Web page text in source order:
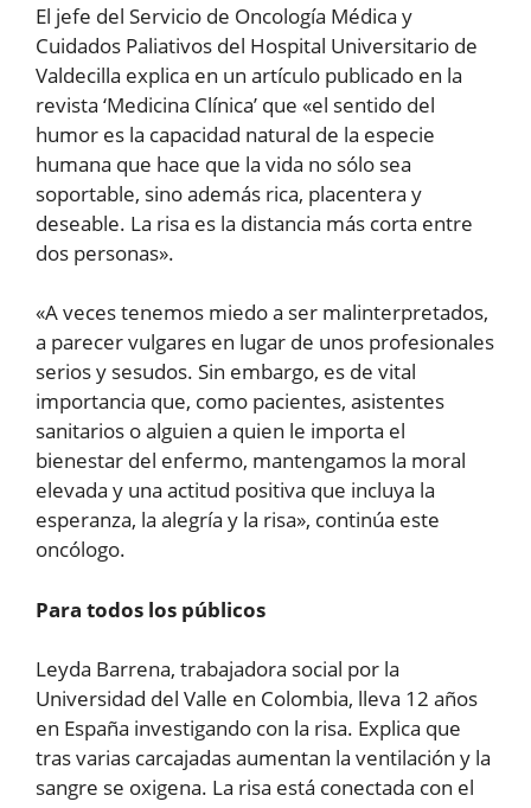
El jefe del Servicio de Oncología Médica y
Cuidados Paliativos del Hospital Universitario de
Valdecilla explica en un artículo publicado en la
revista ‘Medicina Clínica’ que «el sentido del
humor es la capacidad natural de la especie
humana que hace que la vida no sólo sea
soportable, sino además rica, placentera y
deseable. La risa es la distancia más corta entre
dos personas».
«A veces tenemos miedo a ser malinterpretados,
a parecer vulgares en lugar de unos profesionales
serios y sesudos. Sin embargo, es de vital
importancia que, como pacientes, asistentes
sanitarios o alguien a quien le importa el
bienestar del enfermo, mantengamos la moral
elevada y una actitud positiva que incluya la
esperanza, la alegría y la risa», continúa este
oncólogo.
Para todos los públicos
Leyda Barrena, trabajadora social por la
Universidad del Valle en Colombia, lleva 12 años
en España investigando con la risa. Explica que
tras varias carcajadas aumentan la ventilación y la
sangre se oxigena. La risa está conectada con el